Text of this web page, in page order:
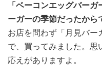
「ベーコンエッグバー
ーガーの季節だったから
お店を問わず「月見バー
で、買ってみました。思
応えがありますよ。